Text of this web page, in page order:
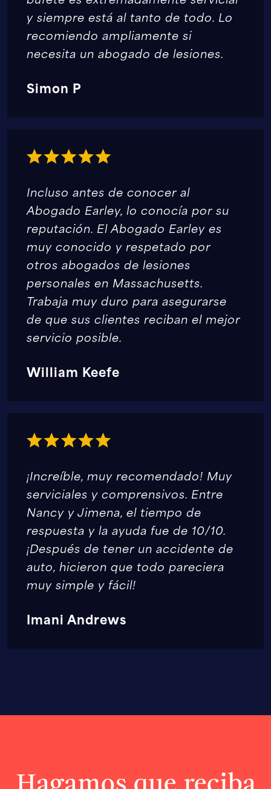
y siempre está al tanto de todo. Lo
recomiendo ampliamente si
necesita un abogado de lesiones.
Simon P
Incluso antes de conocer al
Abogado Earley, lo conocía por su
reputación. El Abogado Earley es
muy conocido y respetado por
otros abogados de lesiones
personales en Massachusetts.
Trabaja muy duro para asegurarse
de que sus clientes reciban el mejor
servicio posible.
William Keefe
¡Increíble, muy recomendado! Muy
serviciales y comprensivos. Entre
Nancy y Jimena, el tiempo de
respuesta y la ayuda fue de 10/10.
¡Después de tener un accidente de
auto, hicieron que todo pareciera
muy simple y fácil!
Imani Andrews
Hagamos que reciba